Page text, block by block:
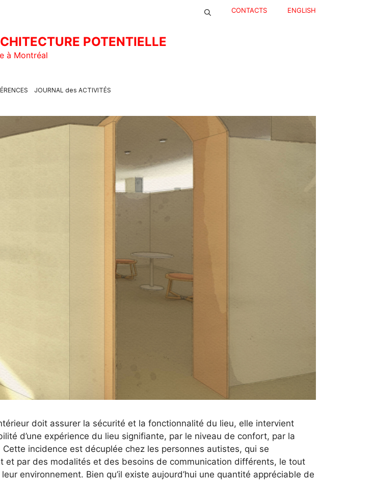
CONTACTS ENGLISH
POTENTIELLE
à Montréal
JOURNAL des ACTIVITÉS
doit assurer la sécurité et la fonctionnalité du lieu, elle intervient
d’une expérience du lieu signifiante, par le niveau de confort, par la
incidence est décuplée chez les personnes autistes, qui se
par des modalités et des besoins de communication différents, le tout
environnement. Bien qu’il existe aujourd’hui une quantité appréciable de